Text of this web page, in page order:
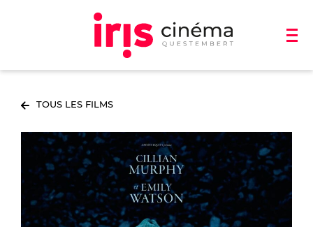
TOUS LES FILMS